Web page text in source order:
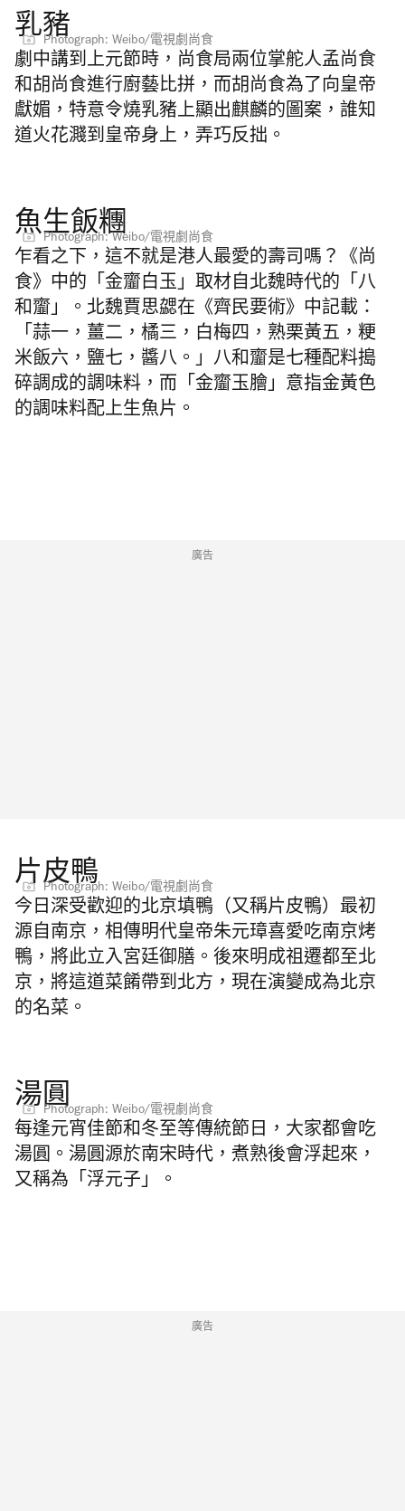
乳豬Photograph: Weibo/電視劇尚食
劇中講到上元節時，尚食局兩位掌舵人孟尚食
和胡尚食進行廚藝比拼，而胡尚食為了向皇帝
獻媚，特意令燒乳豬上顯出麒麟的圖案，誰知
道火花濺到皇帝身上，弄巧反拙。
魚生飯糰
Photograph: Weibo/電視劇尚食
乍看之下，這不就是港人最愛的壽司嗎？《尚
食》中的「金齏白玉」取材自北魏時代的「八
和齏」。北魏賈思勰在《齊民要術》中記載：
「蒜一，薑二，橘三，白梅四，熟栗黃五，粳
米飯六，鹽七，醬八。」八和齏是七種配料搗
碎調成的調味料，而「金齏玉膾」意指金黃色
的調味料配上生魚片。
廣告
片皮鴨
Photograph: Weibo/電視劇尚食
今日深受歡迎的北京填鴨（又稱片皮鴨）最初
源自南京，相傳明代皇帝朱元璋喜愛吃南京烤
鴨，將此立入宮廷御膳。後來明成祖遷都至北
京，將這道菜餚帶到北方，現在演變成為北京
的名菜。
湯圓Photograph: Weibo/電視劇尚食
每逢元宵佳節和冬至等傳統節日，大家都會吃
湯圓。湯圓源於南宋時代，煮熟後會浮起來，
又稱為「浮元子」。
廣告